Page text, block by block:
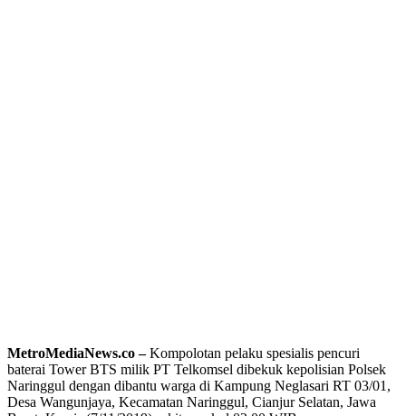
MetroMediaNews.co –Kompolotan pelaku spesialis pencuri
baterai Tower BTS milik PT Telkomsel dibekuk kepolisian Polsek
Naringgul dengan dibantu warga di Kampung Neglasari RT 03/01,
Desa Wangunjaya, Kecamatan Naringgul, Cianjur Selatan, Jawa